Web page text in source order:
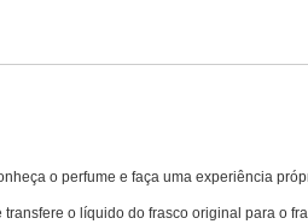
o perfume e faça uma experiência
o líquido do frasco original para o